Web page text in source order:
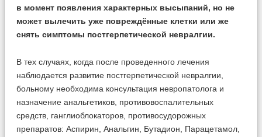
в момент появления характерных высыпаний, но не
может вылечить уже повреждённые клетки или же
снять симптомы постгерпетической невралгии.
В тех случаях, когда после проведенного лечения
наблюдается развитие постгерпетической невралгии,
больному необходима консультация невропатолога и
назначение анальгетиков, противовоспалительных
средств, ганглиоблокаторов, противосудорожных
препаратов: Аспирин, Анальгин, Бутадион, Парацетамол,